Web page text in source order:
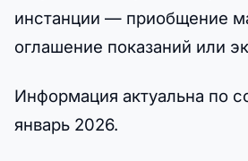
инстанции — приобщение
оглашение показаний или
Информация актуальна по
январь 2026.